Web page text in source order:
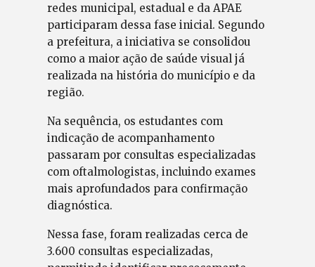
redes municipal, estadual e da APAE
participaram dessa fase inicial. Segundo
a prefeitura, a iniciativa se consolidou
como a maior ação de saúde visual já
realizada na história do município e da
região.
Na sequência, os estudantes com
indicação de acompanhamento
passaram por consultas especializadas
com oftalmologistas, incluindo exames
mais aprofundados para confirmação
diagnóstica.
Nessa fase, foram realizadas cerca de
3.600 consultas especializadas,